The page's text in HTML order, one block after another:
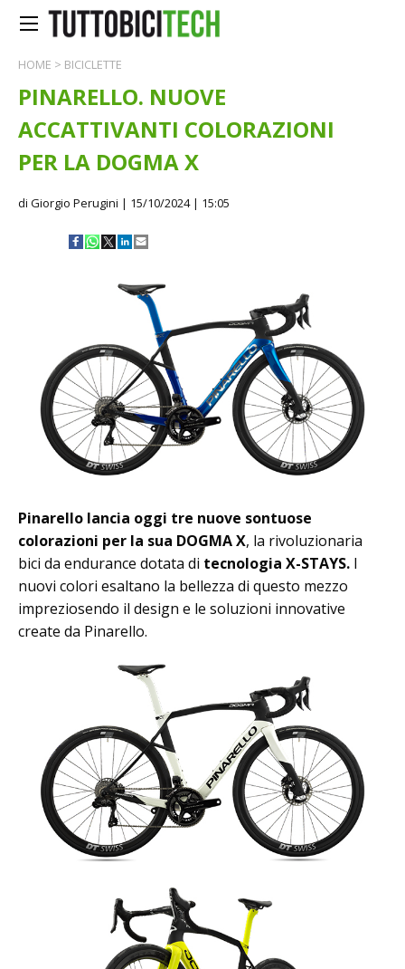
HOME > BICICLETTE
PINARELLO. NUOVE
ACCATTIVANTI COLORAZIONI
PER LA DOGMA X
di Giorgio Perugini | 15/10/2024 | 15:05
Pinarello lancia oggi tre nuove sontuose
colorazioni per la sua DOGMA X, la rivoluzionaria
bici da endurance dotata di tecnologia X-STAYS. I
nuovi colori esaltano la bellezza di questo mezzo
impreziosendo il design e le soluzioni innovative
create da Pinarello.